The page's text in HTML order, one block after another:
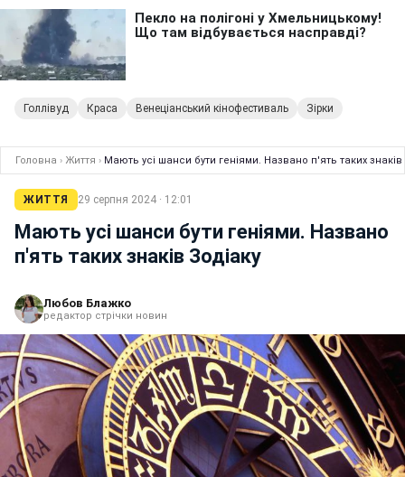
Голлівуд Краса Венеціанський кінофестиваль Зірки
Головна › Життя › Мають усі шанси бути геніями. Названо п'ять таких знаків
ЖИТТЯ 29 серпня 2024 · 12:01
Мають усі шанси бути геніями. Названо
п'ять таких знаків Зодіаку
Любов Блажко
редактор стрічки новин